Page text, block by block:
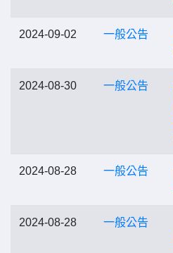
2024-09-02 一般公告
2024-08-30 一般公告
2024-08-28 一般公告
2024-08-28 一般公告